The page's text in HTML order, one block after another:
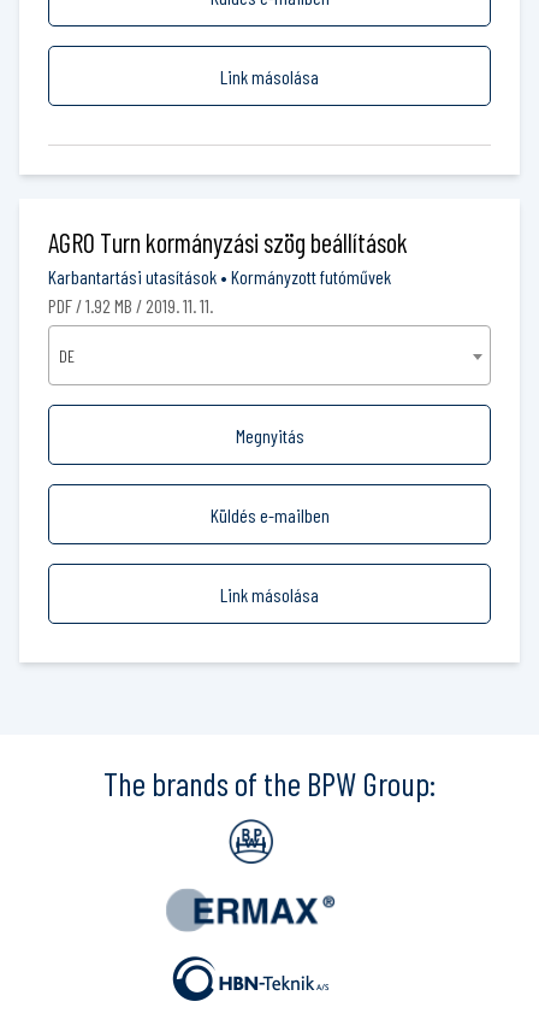
Link másolása
AGRO Turn kormányzási szög beállítások
Karbantartási utasítások • Kormányzott futóművek
PDF / 1.92 MB / 2019. 11. 11.
DE
Megnyitás
Küldés e-mailben
Link másolása
The brands of the BPW Group: